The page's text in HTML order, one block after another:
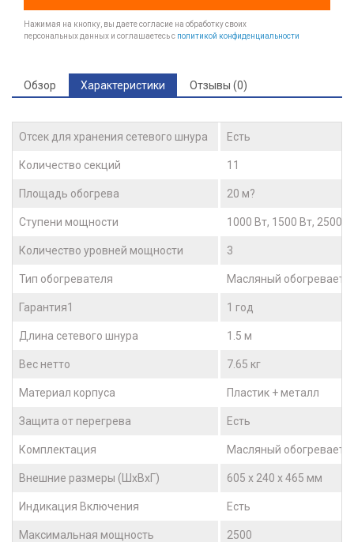
Нажимая на кнопку, вы даете согласие на обработку своих
персональных данных и соглашаетесь с политикой конфиденциальности
Обзор Характеристики Отзывы (0)
Отсек для хранения сетевого шнура Есть
Количество секций 11
Площадь обогрева 20 м?
Ступени мощности 1000 Вт, 1500 Вт, 2500
Количество уровней мощности 3
Тип обогревателя Масляный
Гарантия1 1 год
Длина сетевого шнура 1.5 м
Вес нетто 7.65 кг
Материал корпуса Пластик + металл
Защита от перегрева Есть
Комплектация Масляный
Внешние размеры (ШхВхГ) 605 x 240 x 465 мм
Индикация Включения Есть
Максимальная мощность 2500